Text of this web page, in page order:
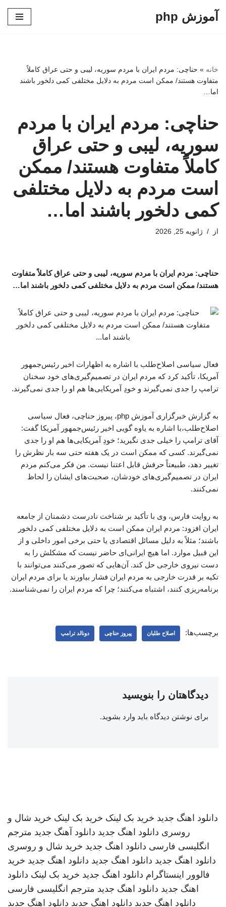
آموزش php
خانه » حناچی: مردم ایران با مردم سوریه، لیبی و حتی عراق کاملاً
متفاوت هستند/ ممکن است مردم به دلایل مختلفی کمی دلخور باشند
اما…
حناچی: مردم ایران با مردم
سوریه، لیبی و حتی عراق
کاملاً متفاوت هستند/ ممکن
است مردم به دلایل مختلفی
کمی دلخور باشند اما…
از ژانویه 25, 2026
حناچی: مردم ایران با مردم سوریه، لیبی و حتی عراق کاملاً متفاوت
هستند/ ممکن است مردم به دلایل مختلفی کمی دلخور باشند اما…
فعال سیاسی اصلاح‌طلب با اشاره به اظهارات اخیر رئیس‌جمهور
آمریکا، تأکید کرد که مردم ایران در تصمیم‌گیری‌های خود سخنان
ترامپ را جدی نمی‌گیرند و خودِ آمریکایی‌ها هم او را جدی نمی‌گیرند.
به گزارش خبرگزاری آموزش php، پیروز حناچی، فعال سیاسی
اصلاح‌طلب،با اشاره به یاوه گویی اخیر رئیس‌جمهور آمریکا گفت:
آقای ترامپ را خیلی جدی نگیرید؛ خودِ آمریکایی‌ها هم او را جدی
نمی‌گیرند. کسی که ممکن است در یک هفته حتی سه بار نظرش را
تغییر دهد، طبیعتاً حرفش قابل اعتنا نیست. من فکر می‌کنم مردم
ایران در تصمیم‌گیری‌های خودشان، صحبت‌های ایشان را لحاظ
نمی‌کنند.
به روایت فارس، وی با تأکید بر شناخت نادرست دشمنان از جامعه
ایران افزود: مردم ایران ممکن است به دلایل مختلفی کمی دلخور
باشند؛ مثلاً به دلیل مسائل اقتصادی یا حتی برخی امور داخلی و از
این قبیل موارد. اما هیچ ایرانی‌ای حاضر نیست که مشکلش را به
دست نیروی خارجی حل کند. آن‌هایی که تصور می‌کنند می‌توانند با
تکیه بر قدرت خارجی به مردم ایران فشار بیاورند یا برای مردم ایران
برنامه‌ریزی کنند، اشتباه می‌کنند؛ چرا که مردم ایران را نمی‌شناسند.
برچسب‌ها: اصلاح طلبان پیروز حناچی دونالد ترامپ
دیدگاهتان را بنویسید
برای نوشتن دیدگاه باید وارد بشوید.
دانلود اهنگ جدید خرید بک لینک خرید بک لینک خرید شال و
روسری دانلود اهنگ جدید دانلود آهنگ جدید مترجم
انگلیسی فارسی دانلود اهنگ جدید خرید شال و روسری
دانلود اهنگ جدید دانلود اهنگ جدید دانلود اهنگ جدید خرید
فالوور اینستاگرام دانلود اهنگ جدید خرید بک لینک دانلود
اهنگ جدید دانلود اهنگ جدید مترجم انگلیسی فارسی
دانلود اهنگ جدید دانلود اهنگ جدید دانلود اهنگ جدید